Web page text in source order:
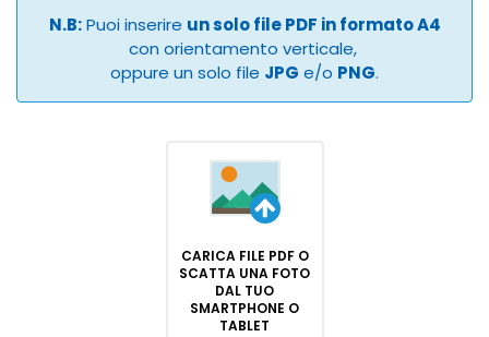
N.B:Puoi inserire un solo file PDF in formato A4
con orientamento verticale,
oppure un solo file JPG e/o PNG.
CARICA FILE PDF O
SCATTA UNA FOTO
DAL TUO
SMARTPHONE O
TABLET